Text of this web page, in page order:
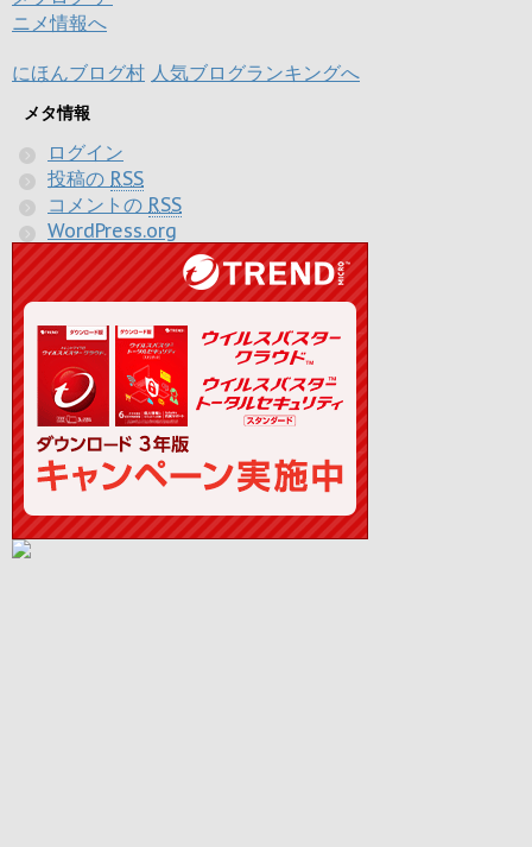
にほんブログ村 人気ブログランキングへ
メタ情報
ログイン
投稿の RSS
コメントの RSS
WordPress.org